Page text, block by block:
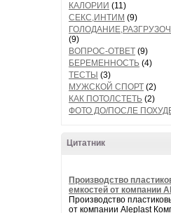
КАЛОРИИ (11)
СЕКС,ИНТИМ (9)
(9)
ВОПРОС-ОТВЕТ (9)
БЕРЕМЕННОСТЬ (4)
ТЕСТЫ (3)
МУЖСКОЙ СПОРТ (2)
КАК ПОТОЛСТЕТЬ (2)
ФОТО ДО/ПОСЛЕ
Цитатник
Производство
емкостей от компании
Производство
от компании Aleplast